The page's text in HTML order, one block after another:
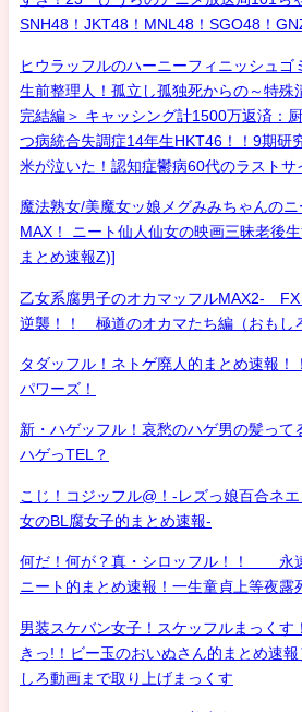
SNH48！JKT48！MNL48！SGO48！
ヒウラッフルのハーニーフィニッシュゴ
生前整理人！孤立し孤独死からの～特殊
完結編＞ キャッシング計1500万返済：
つ病統合失調症14年生HKT46！！9期研
米が泣いた！認知症鬱病60代のラストサ
魔法熟女/美魔女ッ娘メグみみちゃんの
MAX！ ニート仙人仙女の映画三昧老後
まとめ速報Z)]
乙女系腐男子のオカマッフルMAX2- FX
逆襲！！ 極道のオカマたち編（おもし
タダッフル！ネトゲ廃人的まとめ速報！
パワーズ！
新・ハゲッフル！哀愁のハゲ男の髪って
ハゲっTEL？
こじ！コジッフル@！-レズっ娘百合ネ
女のBL腐女子的まとめ速報-
何だ！何が？真・シロッフル！！ 永
ニート的まとめ速報！一生童貞上等夜露
男装スケバン女子！スケッフルまっくす
きっ!！ビー玉のおいぬさん的まとめ速
しろ動画まで取り上げまっくす